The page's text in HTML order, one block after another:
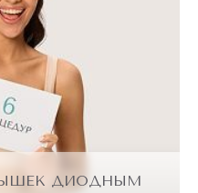
ДИОДНЫМ